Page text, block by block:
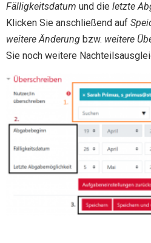
Fälligkeitsdatum und die letzte
Klicken Sie anschließend auf
weitere Änderung bzw. weitere
Sie noch weitere